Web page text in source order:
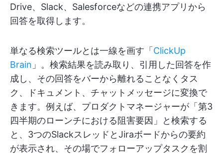
Drive、Slack、Salesforceなどの連携アプリから
回答を取得します。
単なる検索ツールとは一線を画す「 ClickUp
Brain 」。検索結果を読み取り、引用した回答を作
成し、その回答をバーから離れることなくタス
ク、ドキュメント、チャットメッセージに変換で
きます。例えば、プロダクトマネージャーが「第3
四半期のローンチにおける阻害要因」と検索する
と、3つのSlackスレッドとJiraボードからの要約
が表示され、その場でフォローアップタスクを割